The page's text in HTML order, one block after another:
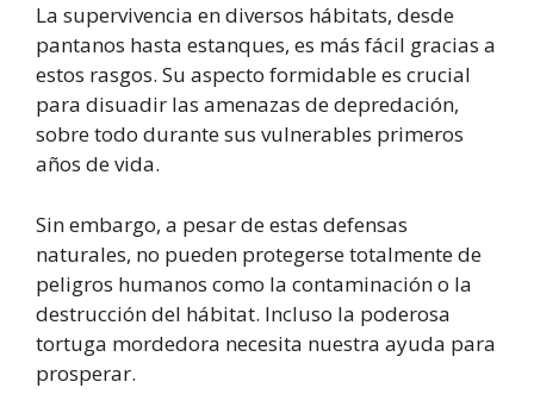
La supervivencia en diversos hábitats, desde
pantanos hasta estanques, es más fácil gracias a
estos rasgos. Su aspecto formidable es crucial
para disuadir las amenazas de depredación,
sobre todo durante sus vulnerables primeros
años de vida.
Sin embargo, a pesar de estas defensas
naturales, no pueden protegerse totalmente de
peligros humanos como la contaminación o la
destrucción del hábitat. Incluso la poderosa
tortuga mordedora necesita nuestra ayuda para
prosperar.